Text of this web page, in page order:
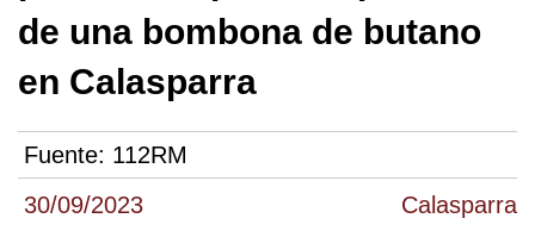
30/09/2023 Calasparra
de una bombona de butano
en Calasparra
Fuente: 112RM